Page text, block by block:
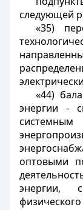
следующей
«35)
«44)
энергии -
оптовыми
энергии,